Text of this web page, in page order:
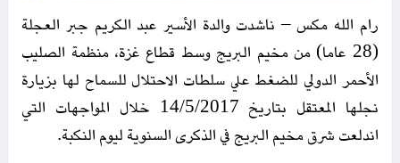
رام الله مكس – ناشدت والدة الأسير عبد الكريم جبر العجلة
(28 عاما) من مخيم البريج وسط قطاع غزة، منظمة الصليب
الأحمر الدولي للضغط علي سلطات الاحتلال للسماح لها بزيارة
نجلها المعتقل بتاريخ 14/5/2017 خلال المواجهات التي
اندلعت شرق مخيم البريج في الذكرى السنوية ليوم النكبة.